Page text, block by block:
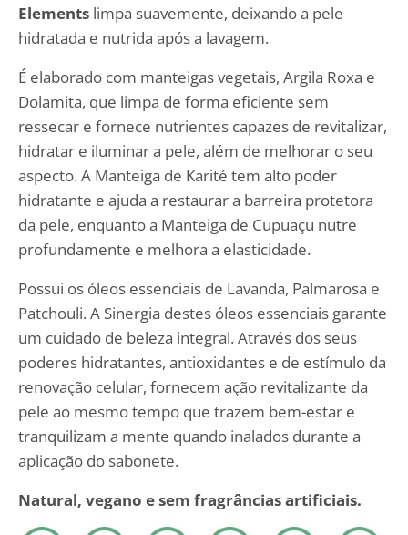
Elements limpa suavemente, deixando a pele
hidratada e nutrida após a lavagem.
É elaborado com manteigas vegetais, Argila Roxa e
Dolamita, que limpa de forma eficiente sem
ressecar e fornece nutrientes capazes de revitalizar,
hidratar e iluminar a pele, além de melhorar o seu
aspecto. A Manteiga de Karité tem alto poder
hidratante e ajuda a restaurar a barreira protetora
da pele, enquanto a Manteiga de Cupuaçu nutre
profundamente e melhora a elasticidade.
Possui os óleos essenciais de Lavanda, Palmarosa e
Patchouli. A Sinergia destes óleos essenciais garante
um cuidado de beleza integral. Através dos seus
poderes hidratantes, antioxidantes e de estímulo da
renovação celular, fornecem ação revitalizante da
pele ao mesmo tempo que trazem bem-estar e
tranquilizam a mente quando inalados durante a
aplicação do sabonete.
Natural, vegano e sem fragrâncias artificiais.